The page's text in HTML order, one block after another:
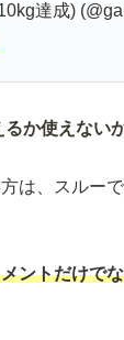
達成)
か使えない
は、スルー
ントだけで